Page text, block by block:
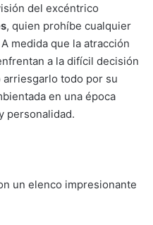
del excéntrico
, quien prohíbe cualquier
medida que la atracción
a la difícil decisión
todo por su
en una época
personalidad.
un elenco impresionante